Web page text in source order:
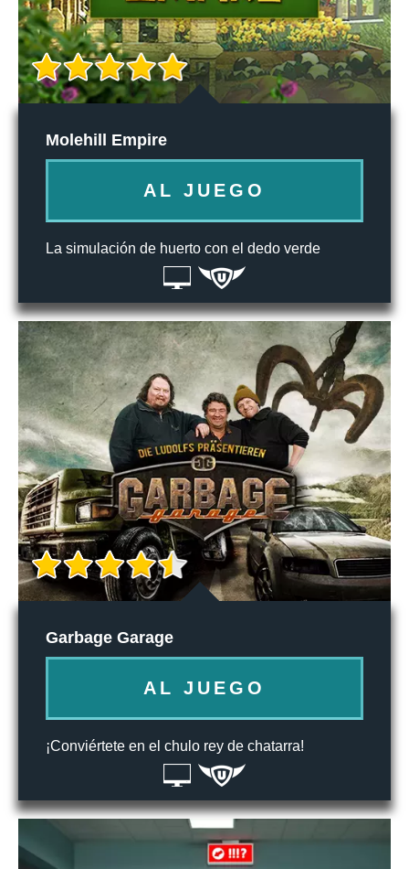
Molehill Empire
AL JUEGO
La simulación de huerto con el dedo verde
Garbage Garage
AL JUEGO
¡Conviértete en el chulo rey de chatarra!